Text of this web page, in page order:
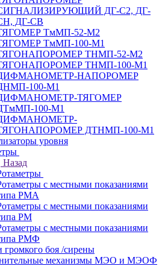
ДГ-С2, ДГ-
ДГ-СВ
ТмМП-52-М2
ТмМП-100-М1
ТНМП-52-М2
ТНМП-100-М1
НАПОРОМЕР
100-М1
ТЯГОМЕР
100-М1
ДТНМП-100-М1
уровня
Назад
с местными показаниями
РМА
с местными показаниями
РМ
с местными показаниями
РМФ
громкого боя /сирены
механизмы МЭО и МЭОФ